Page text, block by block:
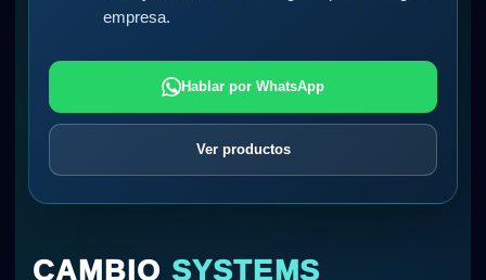
empresa.
Hablar por WhatsApp
Ver productos
CAMBIO SYSTEMS